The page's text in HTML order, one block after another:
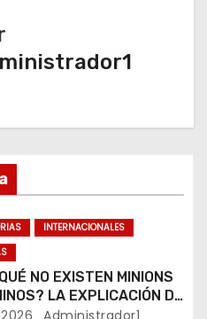
INTERNACIONALES
NO EXISTEN MINIONS
LA EXPLICACIÓN DE
QUE VOLVIÓ A
Administrador1